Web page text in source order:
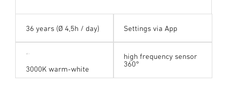
36 years (Ø 4,5h / day) Settings via App
3000K warm-white
high frequency sensor
360°